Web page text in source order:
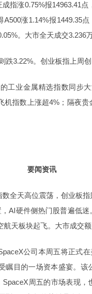
成指涨0.75%报14963.41
涨1.14%报1449.35
。大市全天成交3.236
跌3.22%。创业板指上周
工业金属精选指数同步
机指数上涨超4%；隔夜
要闻资讯
全天高位震荡，创业板
AI硬件侧热门股普遍低
天板块起飞。大市成交
公司本周五将正式
瞩目的一场资本盛宴。
周五的市场表现